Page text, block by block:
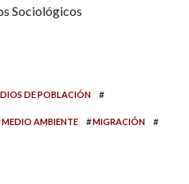
Sociológicos
DE POBLACIÓN #
MEDIO AMBIENTE #MIGRACIÓN #